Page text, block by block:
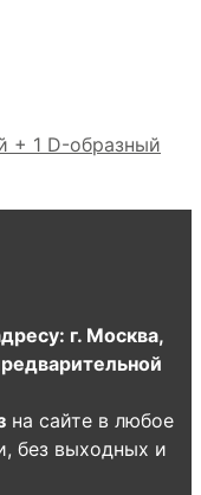
+ 1 D-образный
г. Москва,
на сайте в любое
без выходных и